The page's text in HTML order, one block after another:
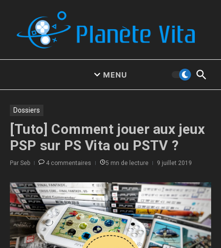
MENU
Dossiers
[Tuto] Comment jouer aux jeux
PSP sur PS Vita ou PSTV ?
Par Seb 4 commentaires 5 mn de lecture 9 juillet 2019